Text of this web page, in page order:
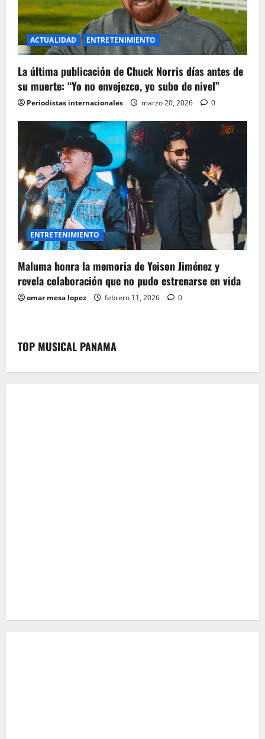
ACTUALIDAD ENTRETENIMIENTO
La última publicación de Chuck Norris días antes de
su muerte: “Yo no envejezco, yo subo de nivel”
Periodistas internacionales marzo 20, 2026 0
ENTRETENIMIENTO
Maluma honra la memoria de Yeison Jiménez y
revela colaboración que no pudo estrenarse en vida
omar mesa lopez febrero 11, 2026 0
TOP MUSICAL PANAMA